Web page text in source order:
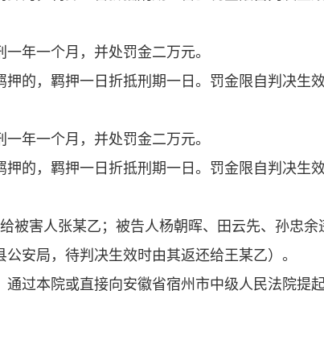
年一个月，并处罚金二万元。
押的，羁押一日折抵刑期一日。罚金限自判决生
年一个月，并处罚金二万元。
押的，羁押一日折抵刑期一日。罚金限自判决生
被害人张某乙；被告人杨朝晖、田云先、孙忠余
安局，待判决生效时由其返还给王某乙）。
过本院或直接向安徽省宿州市中级人民法院提